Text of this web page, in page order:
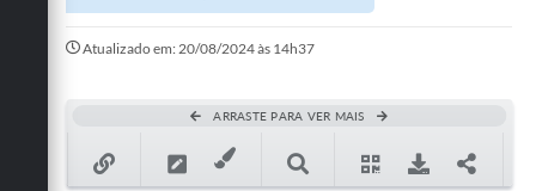
A Prefeitura
Ouvidoria
Atualizado em: 20/08/2024 às 14h37
ARRASTE PARA VER MAIS